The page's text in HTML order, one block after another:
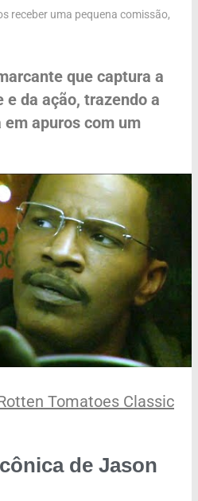
receber uma pequena comissão,
que captura a
e da ação, trazendo a
apuros com um
Tomatoes Classic
de Jason